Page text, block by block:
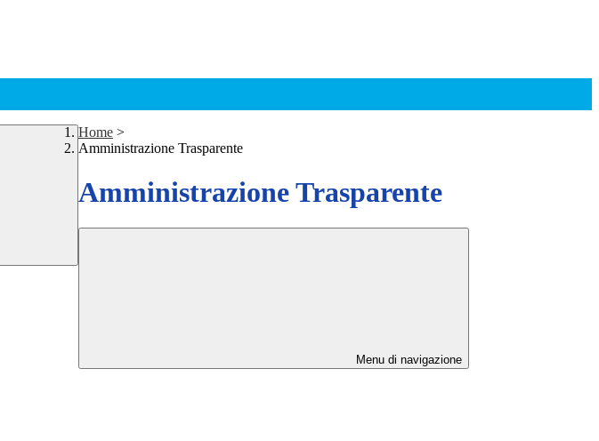
Home >
Amministrazione Trasparente
Amministrazione Trasparente
Menu di navigazione